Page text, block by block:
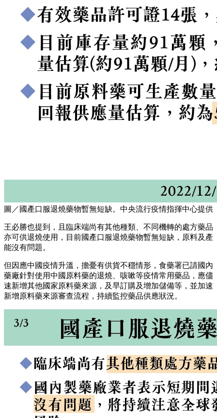
圖／國產口服退燒藥物暫無短缺。中央流行疫情指揮中心提供
王必勝也提到，且臨床端尚有其他種類、不同機轉的處方藥品
亦可供退燒使用，目前國產口服退燒藥物暫無短缺，原料及產
能沒有問題。
但因應中國疫情升溫，擔憂有供貨不穩情形，食藥署已請國內
藥廠針對使用中國原料藥的退燒、咳嗽等疫情常用藥品，應儘
速新增其他國家原料藥來源，及早訂購及增加儲備等，並加速
新增原料藥來源審查流程，持續監控藥品供應狀況。